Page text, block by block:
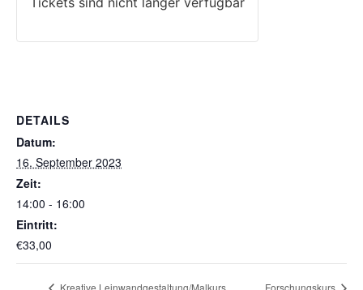
DETAILS
Datum:
16. September 2023
Zeit:
14:00 - 16:00
Eintritt:
€33,00